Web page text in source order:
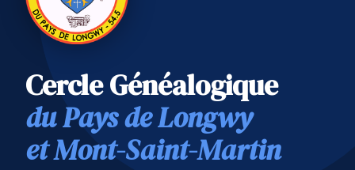
Cercle Généalogique
du Pays de Longwy
et Mont-Saint-Martin